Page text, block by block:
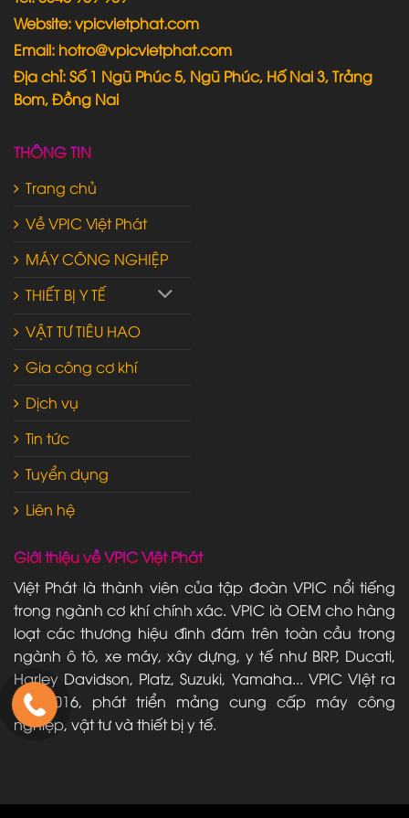
Website: vpicvietphat.com
Email: hotro@vpicvietphat.com
Địa chỉ: Số 1 Ngũ Phúc 5, Ngũ Phúc, Hố Nai 3, Trảng
Bom, Đồng Nai
THÔNG TIN
Trang chủ
Về VPIC Việt Phát
MÁY CÔNG NGHIỆP
THIẾT BỊ Y TẾ
VẬT TƯ TIÊU HAO
Gia công cơ khí
Dịch vụ
Tin tức
Tuyển dụng
Liên hệ
Giới thiệu về VPIC Việt Phát
Việt Phát là thành viên của tập đoàn VPIC nổi tiếng
trong ngành cơ khí chính xác. VPIC là OEM cho hàng
loạt các thương hiệu đình đám trên toàn cầu trong
ngành ô tô, xe máy, xây dựng, y tế như BRP, Ducati,
Harley Davidson, Platz, Suzuki, Yamaha... VPIC VIệt ra
đời 2016, phát triển mảng cung cấp máy công
nghiệp, vật tư và thiết bị y tế.